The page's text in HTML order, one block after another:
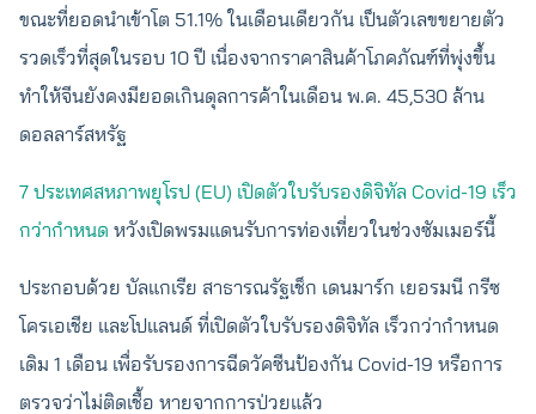
ขณะที่ยอดนำเข้าโต 51.1% ในเดือนเดียวกัน เป็นตัวเลขขยายตัว
รวดเร็วที่สุดในรอบ 10 ปี เนื่องจากราคาสินค้าโภคภัณฑ์ที่พุ่งขึ้น
ทำให้จีนยังคงมียอดเกินดุลการค้าในเดือน พ.ค. 45,530 ล้าน
ดอลลาร์สหรัฐ
7 ประเทศสหภาพยุโรป (EU) เปิดตัวใบรับรองดิจิทัล Covid-19 เร็ว
กว่ากำหนด หวังเปิดพรมแดนรับการท่องเที่ยวในช่วงซัมเมอร์นี้
ประกอบด้วย บัลแกเรีย สาธารณรัฐเช็ก เดนมาร์ก เยอรมนี กรีซ
โครเอเชีย และโปแลนด์ ที่เปิดตัวใบรับรองดิจิทัล เร็วกว่ากำหนด
เดิม 1 เดือน เพื่อรับรองการฉีดวัคซีนป้องกัน Covid-19 หรือการ
ตรวจว่าไม่ติดเชื้อ หายจากการป่วยแล้ว